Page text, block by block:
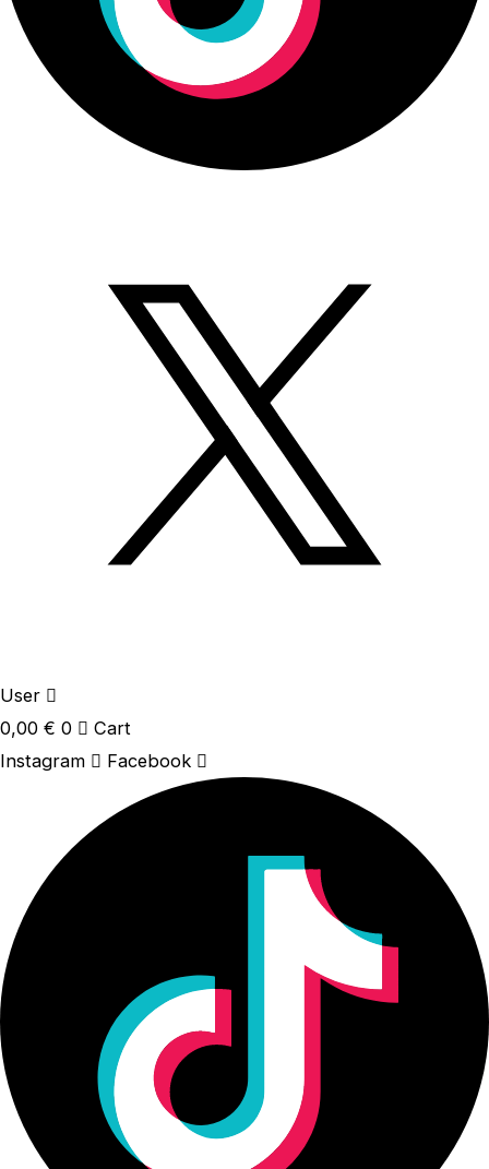
User
0,00 € 0
Cart
Instagram
Facebook